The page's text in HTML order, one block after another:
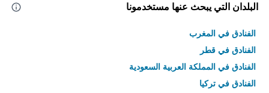
البلدان التي يبحث عنها مستخدمونا
الفنادق في المغرب
الفنادق في قطر
الفنادق في المملكة العربية السعودية
الفنادق في تركيا